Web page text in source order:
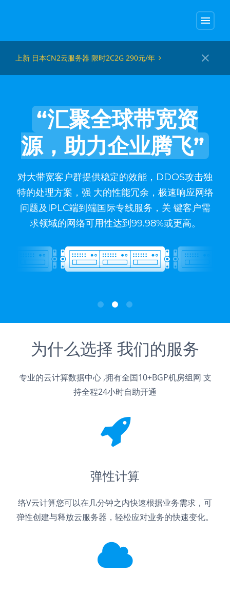
menu
close
上新 日本CN2云服务器 限时2C2G 290元/年
“汇聚全球带宽资
源，助力企业腾飞”
对大带宽客户群提供稳定的效能，DDOS攻击独
特的处理方案，强 大的性能冗余，极速响应网络
问题及IPLC端到端国际专线服务，关 键客户需
求领域的网络可用性达到99.98%或更高。
为什么选择 我们的服务
专业的云计算数据中心 ,拥有全国10+BGP机房组网 支
持全程24小时自助开通
弹性计算
络V云计算您可以在几分钟之内快速根据业务需求，可
弹性创建与释放云服务器，轻松应对业务的快速变化。